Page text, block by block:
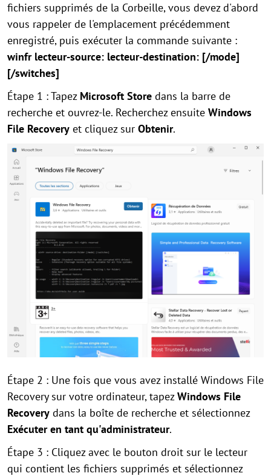
fichiers supprimés de la Corbeille, vous devez d'abord
vous rappeler de l'emplacement précédemment
enregistré, puis exécuter la commande suivante :
winfr lecteur-source: lecteur-destination: [/mode]
[/switches]
Étape 1 : Tapez Microsoft Store dans la barre de
recherche et ouvrez-le. Recherchez ensuite Windows
File Recovery et cliquez sur Obtenir.
Étape 2 : Une fois que vous avez installé Windows File
Recovery sur votre ordinateur, tapezWindows File
Recovery dans la boîte de recherche et sélectionnez
Exécuter en tant qu'administrateur.
Étape 3 : Cliquez avec le bouton droit sur le lecteur
qui contient les fichiers supprimés et sélectionnez